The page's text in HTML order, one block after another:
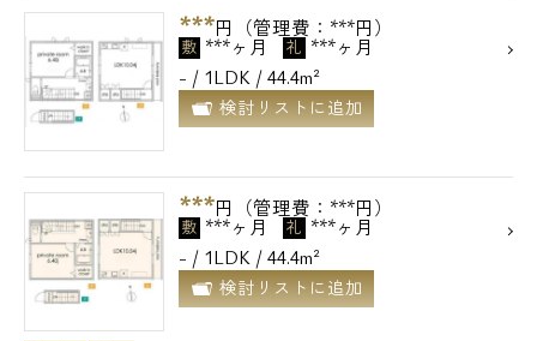
***円（管理費：***円）
敷 ***ヶ月 礼 ***ヶ月
- / 1LDK / 44.4m²
検討リストに追加
***円（管理費：***円）
敷 ***ヶ月 礼 ***ヶ月
- / 1LDK / 44.4m²
検討リストに追加